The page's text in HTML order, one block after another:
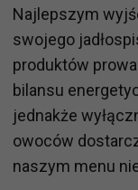
Najlepszym
swojego
produktów
bilansu
jednakże
owoców
naszym menu